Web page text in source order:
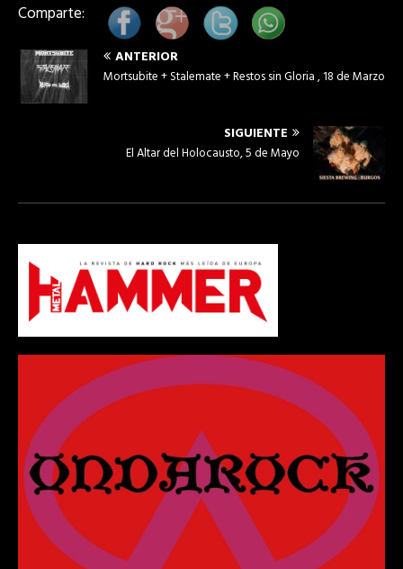
Comparte:
ANTERIOR
Mortsubite + Stalemate + Restos sin Gloria , 18 de Marzo
SIGUIENTE
El Altar del Holocausto, 5 de Mayo